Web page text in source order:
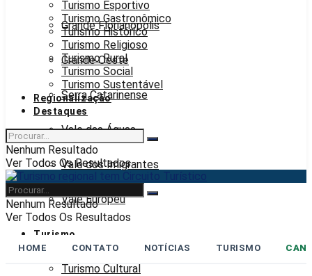
Grande Florianópolis
Grande Oeste
Serra Catarinense
Vale das Águas
Vale dos Imigrantes
Vale Europeu
Turismo
Turismo Cultural
Turismo Esportivo
Turismo Gastronômico
Turismo Histórico
Turismo Religioso
Turismo Rural
Turismo Social
Turismo Sustentável
Regionalização
Destaques
Nenhum Resultado
Ver Todos Os Resultados
Nenhum Resultado
Ver Todos Os Resultados
HOME CONTATO NOTÍCIAS TURISMO